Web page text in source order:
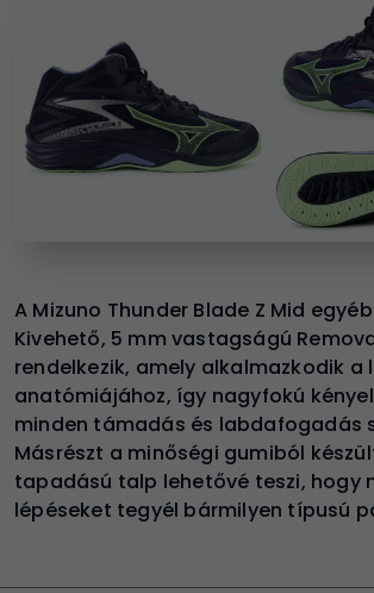
A Mizuno Thunder Blade Z Mid
Kivehető, 5 mm vastagságú
rendelkezik, amely alkalmazkodik a
anatómiájához, így nagyfokú
minden támadás és labdafogadás
Másrészt a minőségi gumiból
tapadású talp lehetővé teszi, hogy
lépéseket tegyél bármilyen típusú